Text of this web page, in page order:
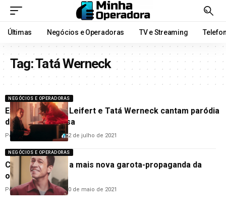
Últimas Negócios e Operadoras TV e Streaming
Tag:Tatá Werneck
NEGÓCIOS E OPERADORAS
Exclusivo: Tiago Leifert e Tatá Werneck cantam paródia
de música famosa
Por Hemerson Brandão22 de julho de 2021
NEGÓCIOS E OPERADORAS
Claro apresenta a mais nova garota-propaganda da
operadora
PorHemerson Brandão20 de maio de 2021